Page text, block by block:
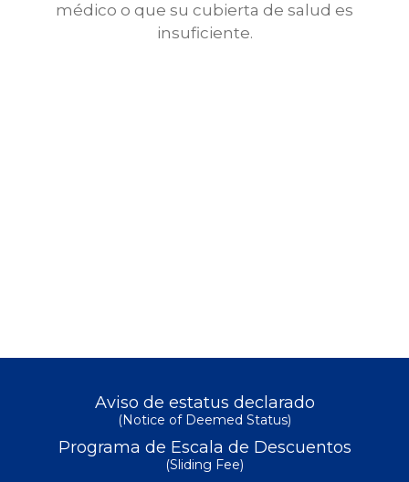
médico o que su cubierta de salud es
insuficiente.
Aviso de estatus declarado
(Notice of Deemed Status)
Programa de Escala de Descuentos
(Sliding Fee)